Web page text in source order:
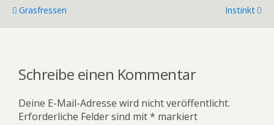
Grasfressen
Instinkt
Schreibe einen Kommentar
Deine E-Mail-Adresse wird nicht veröffentlicht.
Erforderliche Felder sind mit* markiert